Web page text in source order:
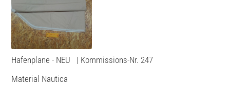
Hafenplane - NEU | Kommissions-Nr. 247
Material Nautica